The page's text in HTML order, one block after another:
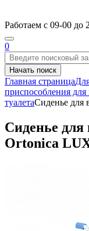
Работаем с 09-00 до
0
Начать поиск
Главная страница
приспособления для
туалетаСиденье для
Сиденье для
Ortonica